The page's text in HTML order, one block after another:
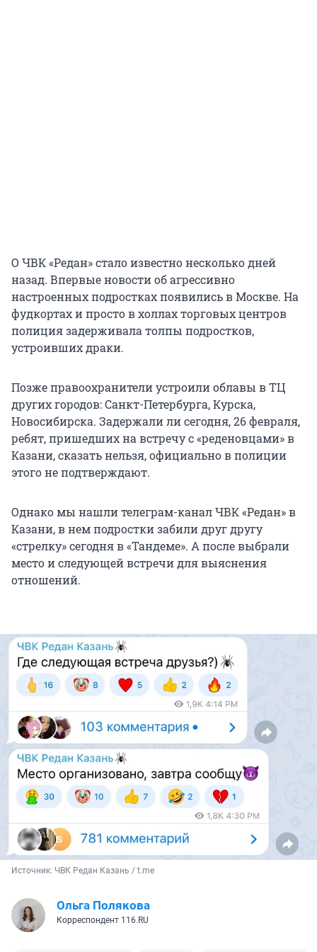
О ЧВК «Редан» стало известно несколько дней
назад. Впервые новости об агрессивно
настроенных подростках появились в Москве. На
фудкортах и просто в холлах торговых центров
полиция задерживала толпы подростков,
устроивших драки.
Позже правоохранители устроили облавы в ТЦ
других городов: Санкт-Петербурга, Курска,
Новосибирска. Задержали ли сегодня, 26 февраля,
ребят, пришедших на встречу с «реденовцами» в
Казани, сказать нельзя, официально в полиции
этого не подтверждают.
Однако мы нашли телеграм-канал ЧВК «Редан» в
Казани, в нем подростки забили друг другу
«стрелку» сегодня в «Тандеме». А после выбрали
место и следующей встречи для выяснения
отношений.
Источник: ЧВК Редан Казань / t.me
Ольга Полякова
Корреспондент 116.RU